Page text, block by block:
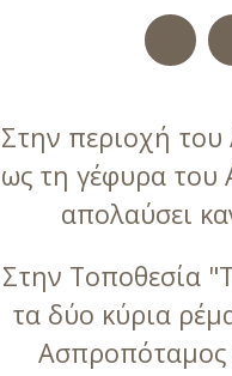
Στην περιοχή
ως τη γέφυρα του
απολαύσει
Στην Τοποθεσία
τα δύο κύρια
Ασπροπόταμος